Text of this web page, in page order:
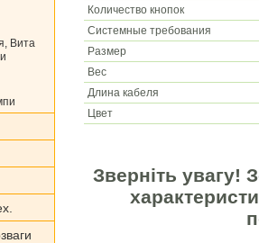
Вита
Количество кнопок
Системные требования
Размер
Вес
Длина кабеля
Цвет
Зверніть увагу!